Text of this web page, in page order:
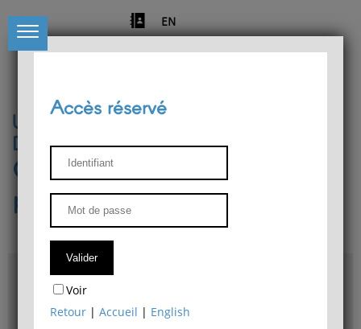
EN
Université de Liège
Département de philosophie
Centre de recherches
phénoménologiques
Accès & plans
Bibliothèque du Département de philosophie
Accès réservé
Voir
Retour |Accueil | English